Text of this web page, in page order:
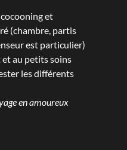
et
(chambre, partis
est particulier)
au petits soins
les différents
en amoureux